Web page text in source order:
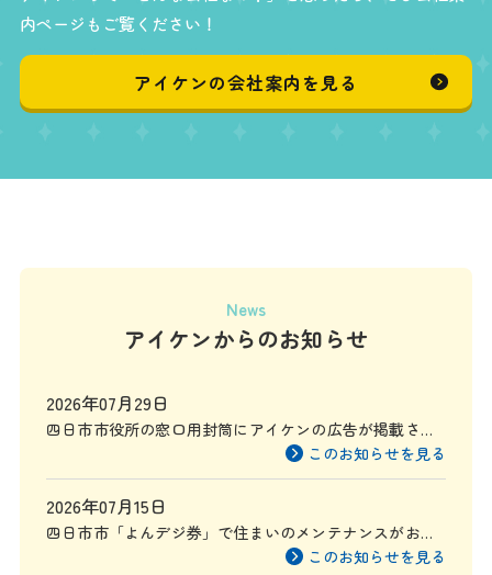
内ページもご覧ください！
アイケンの会社案内を見る
News
アイケンからのお知らせ
2026年07月29日
四日市市役所の窓口用封筒にアイケンの広告が掲載され
このお知らせを見る
2026年07月15日
四日市市「よんデジ券」で住まいのメンテナンスがお得
このお知らせを見る